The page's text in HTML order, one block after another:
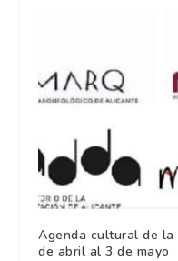
Agenda cultural de
de abril al 3 de mayo